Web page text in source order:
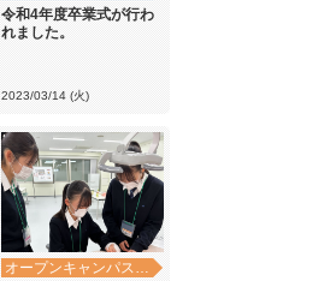
令和4年度卒業式が行わ
れました。
2023/03/14 (火)
オープンキャンパス・学校見学